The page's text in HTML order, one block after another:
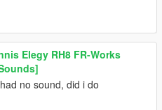
Elegy RH8 FR-Works
no sound, did i do